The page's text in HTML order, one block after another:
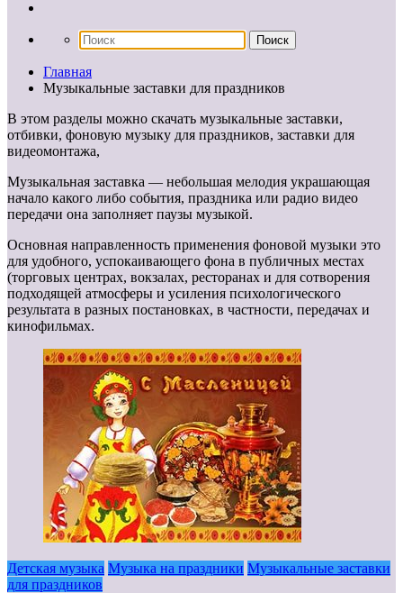
Главная
Музыкальные заставки для праздников
В этом разделы можно скачать музыкальные заставки,
отбивки, фоновую музыку для праздников, заставки для
видеомонтажа,
Музыкальная заставка — небольшая мелодия украшающая
начало какого либо события, праздника или радио видео
передачи она заполняет паузы музыкой.
Основная направленность применения фоновой музыки это
для удобного, успокаивающего фона в публичных местах
(торговых центрах, вокзалах, ресторанах и для сотворения
подходящей атмосферы и усиления психологического
результата в разных постановках, в частности, передачах и
кинофильмах.
Детская музыка Музыка на праздники Музыкальные заставки
для праздников